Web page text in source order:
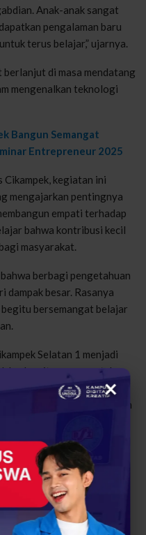
Anak-anak sangat
pengalaman baru
terus belajar,” ujarnya.
di masa mendatang
mengenalkan teknologi
Bangun Semangat
Entrepreneur 2025
Cikampek, kegiatan ini
mengajarkan pentingnya
empati terhadap
bahwa kontribusi kecil
masyarakat.
berbagi pengetahuan
dampak besar. Rasanya
bersemangat belajar
Selatan 1 menjadi
berkomitmen mencetak
sekaligus peduli
pendekatan sederhana dan
generasi yang cerdas,
teknologi masa
UBSI Kampus Digital Kreatif
×